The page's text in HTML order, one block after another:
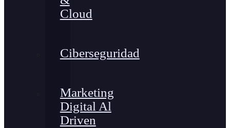
Cloud
Ciberseguridad
Marketing
Digital Al
Driven